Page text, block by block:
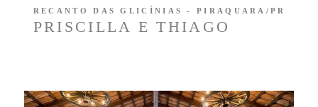
PRISCILLA E THIAGO
RECANTO DAS GLICÍNIAS - PIRAQUARA/PR